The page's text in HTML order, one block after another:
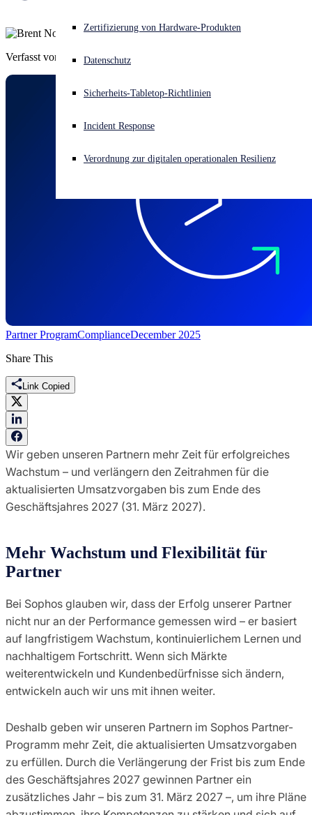
Akuter Cyberangriff? Fordern Sie Sofort-Hilfe an
Anmelden
Open language switcher
Zertifizierung von Hardware-Produkten
Datenschutz
Sicherheits-Tabletop-Richtlinien
Incident Response
Verordnung zur digitalen operationalen Resilienz
Verfasst von Brent Nohl
Partner ProgramComplianceDecember 2025
Share This
Link Copied
Wir geben unseren Partnern mehr Zeit für erfolgreiches
Wachstum – und verlängern den Zeitrahmen für die
aktualisierten Umsatzvorgaben bis zum Ende des
Geschäftsjahres 2027 (31. März 2027).
Mehr Wachstum und Flexibilität für
Partner
Bei Sophos glauben wir, dass der Erfolg unserer Partner
nicht nur an der Performance gemessen wird – er basiert
auf langfristigem Wachstum, kontinuierlichem Lernen und
nachhaltigem Fortschritt. Wenn sich Märkte
weiterentwickeln und Kundenbedürfnisse sich ändern,
entwickeln auch wir uns mit ihnen weiter.
Deshalb geben wir unseren Partnern im Sophos Partner-
Programm mehr Zeit, die aktualisierten Umsatzvorgaben
zu erfüllen. Durch die Verlängerung der Frist bis zum Ende
des Geschäftsjahres 2027 gewinnen Partner ein
zusätzliches Jahr – bis zum 31. März 2027 –, um ihre Pläne